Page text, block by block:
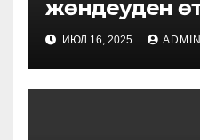
жөндеуден
білім
ИЮЛ 16, 2025 ADMIN